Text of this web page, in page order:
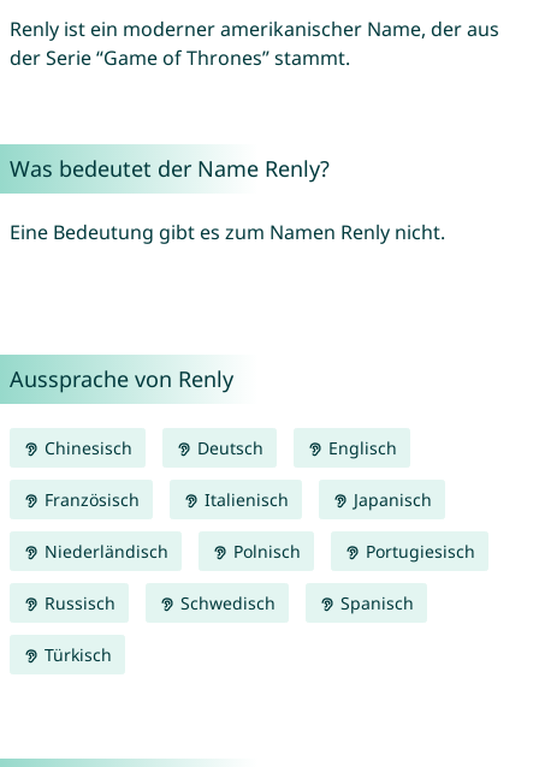
Renly ist ein moderner amerikanischer Name, der aus
der Serie “Game of Thrones” stammt.
Was bedeutet der Name Renly?
Eine Bedeutung gibt es zum Namen Renly nicht.
Aussprache von Renly
Chinesisch Deutsch Englisch
Französisch Italienisch Japanisch
Niederländisch Polnisch Portugiesisch
Russisch Schwedisch Spanisch
Türkisch